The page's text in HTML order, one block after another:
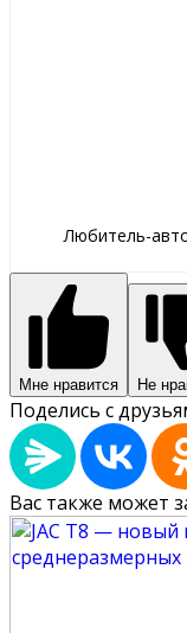
Любитель-
Мне нравится Не
Поделись с
Вас также может